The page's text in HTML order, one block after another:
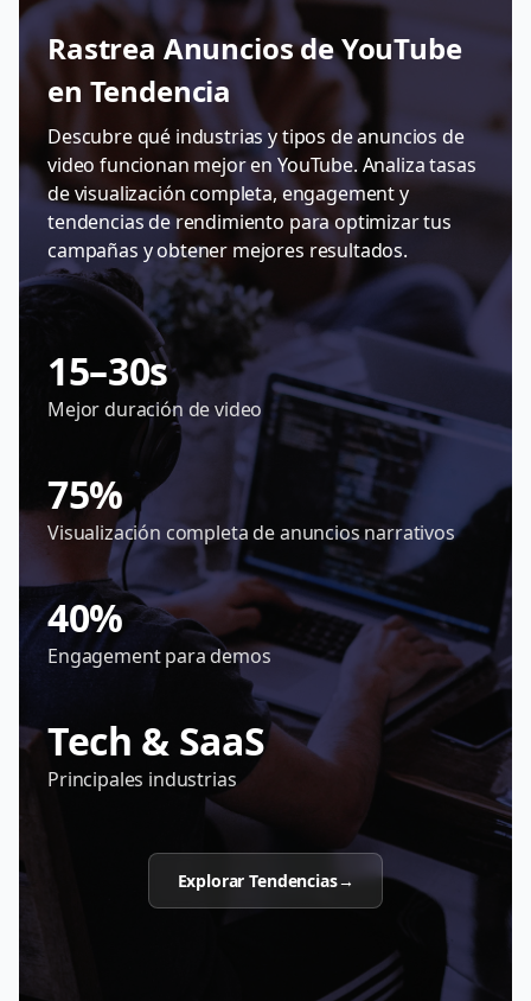
Rastrea Anuncios de YouTube
en Tendencia
Descubre qué industrias y tipos de anuncios de
video funcionan mejor en YouTube. Analiza tasas
de visualización completa, engagement y
tendencias de rendimiento para optimizar tus
campañas y obtener mejores resultados.
15–30s
Mejor duración de video
75%
Visualización completa de anuncios narrativos
40%
Engagement para demos
Tech & SaaS
Principales industrias
Explorar Tendencias→